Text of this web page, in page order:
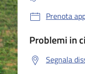
Prenota
Problemi in
Segnala